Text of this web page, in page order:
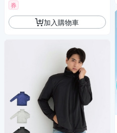
券
加入購物車